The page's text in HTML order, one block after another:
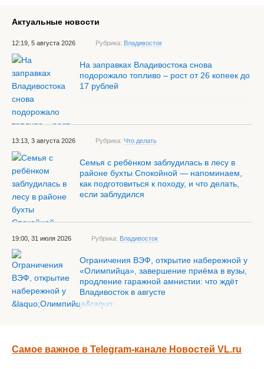
Актуальные новости
12:19, 5 августа 2026 Рубрика: Владивосток
На заправках Владивостока снова
подорожало топливо – рост от 26 копеек до
17 рублей
13:13, 3 августа 2026 Рубрика: Что делать
Семья с ребёнком заблудилась в лесу в
районе бухты Спокойной — напоминаем,
как подготовиться к походу, и что делать,
если заблудился
19:00, 31 июля 2026 Рубрика: Владивосток
Ограничения ВЭФ, открытие набережной у
«Олимпийца», завершение приёма в вузы,
продление гаражной амнистии: что ждёт
Владивосток в августе
Самое важное в Telegram-канале Новостей VL.ru